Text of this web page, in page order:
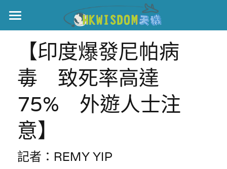
主頁
世界盃
伊美戰爭
黎智英案
正本清源•黎智英案
美西媒體謊言實錄
宏福火災
宏福‧革新
港聞
【印度爆發尼帕病
毒　致死率高達
75%　外遊人士注
意】
記者：REMY YIP